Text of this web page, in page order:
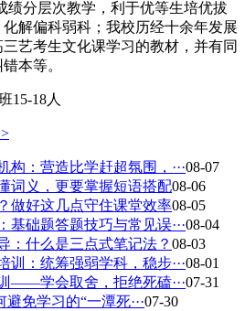
绩分层次教学，利于优等生培优拔
解偏科弱科；我校历经十余年发展
艺考生文化课学习的教材，并有同
本等。
15-18人
构：营造比学赶超氛围，···08-07
词义，更要掌握短语搭配08-06
做好这几点守住课堂效率08-05
基础题答题技巧与常见误···08-04
：什么是三点式笔记法？ 08-03
训：统筹强弱学科，稳步···08-01
——学会取舍，拒绝死磕···07-31
免学习的“一潭死···07-30